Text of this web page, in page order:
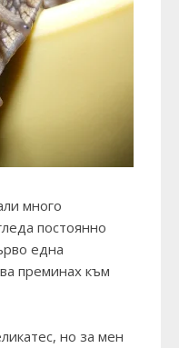
много
постоянно
една
преминах към
но за мен